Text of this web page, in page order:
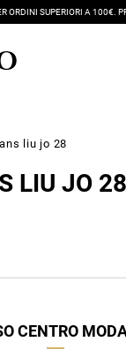
ORDINI SUPERIORI A 100€.
liu jo 28
LIU JO 28
CENTRO
con lo
utilizzabile anche in